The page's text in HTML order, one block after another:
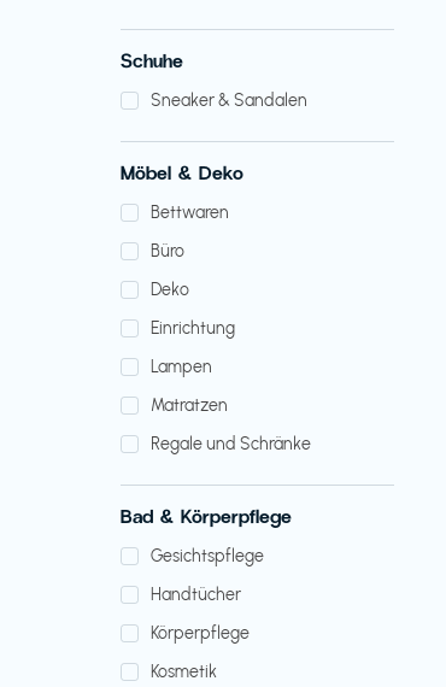
Schuhe
Sneaker & Sandalen
Möbel & Deko
Bettwaren
Büro
Deko
Einrichtung
Lampen
Matratzen
Regale und Schränke
Bad & Körperpflege
Gesichtspflege
Handtücher
Körperpflege
Kosmetik